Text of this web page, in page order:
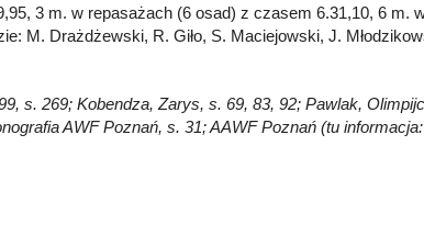
3 m. w repasażach (6 osad) z czasem 6.31,10, 6 m.
M. Drażdżewski, R. Giło, S. Maciejowski, J.
s. 269; Kobendza, Zarys, s. 69, 83, 92; Pawlak,
AWF Poznań, s. 31; AAWF Poznań (tu informacja: